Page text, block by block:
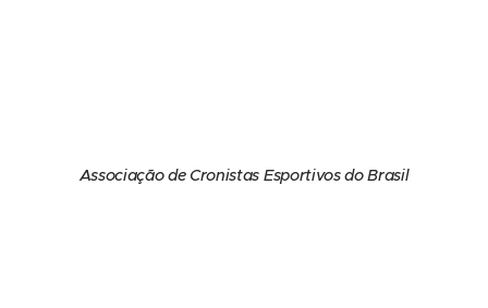
Associação de Cronistas Esportivos do Brasil